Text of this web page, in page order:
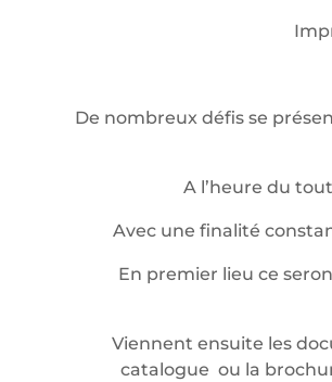
De nombreux défis se
A l’heure du
Avec une finalité
En premier lieu ce
Viennent ensuite les
catalogue ou la